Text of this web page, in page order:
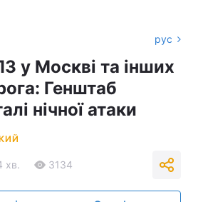
рус
у Москві та інших
Генштаб
нічної атаки
хв. 3134